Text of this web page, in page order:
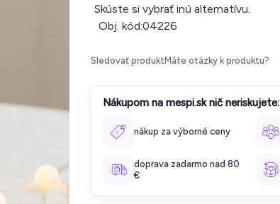
Skúste si vybrať inú alternatívu.
Obj. kód:04226
Sledovať produkt Máte otázky k produktu?
Nákupom na mespi.sk nič neriskujete:
nákup za výborné ceny
doprava zadarmo nad 80
€